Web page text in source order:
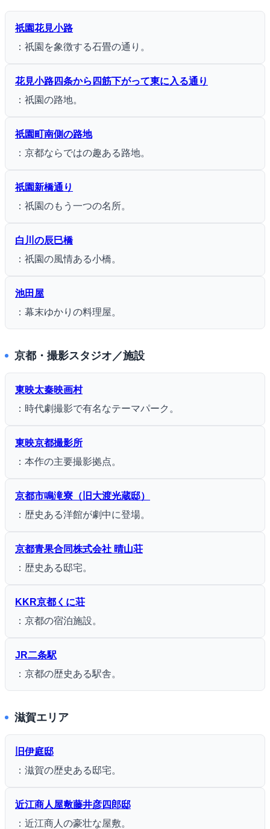
祇園花見小路
：祇園を象徴する石畳の通り。
花見小路四条から四筋下がって東に入る通り
：祇園の路地。
祇園町南側の路地
：京都ならではの趣ある路地。
祇園新橋通り
：祇園のもう一つの名所。
白川の辰巳橋
：祇園の風情ある小橋。
池田屋
：幕末ゆかりの料理屋。
京都・撮影スタジオ／施設
東映太秦映画村
：時代劇撮影で有名なテーマパーク。
東映京都撮影所
：本作の主要撮影拠点。
京都市鳴滝寮（旧大渡光蔵邸）
：歴史ある洋館が劇中に登場。
京都青果合同株式会社 晴山荘
：歴史ある邸宅。
KKR京都くに荘
：京都の宿泊施設。
JR二条駅
：京都の歴史ある駅舎。
滋賀エリア
旧伊庭邸
：滋賀の歴史ある邸宅。
近江商人屋敷藤井彦四郎邸
：近江商人の豪壮な屋敷。